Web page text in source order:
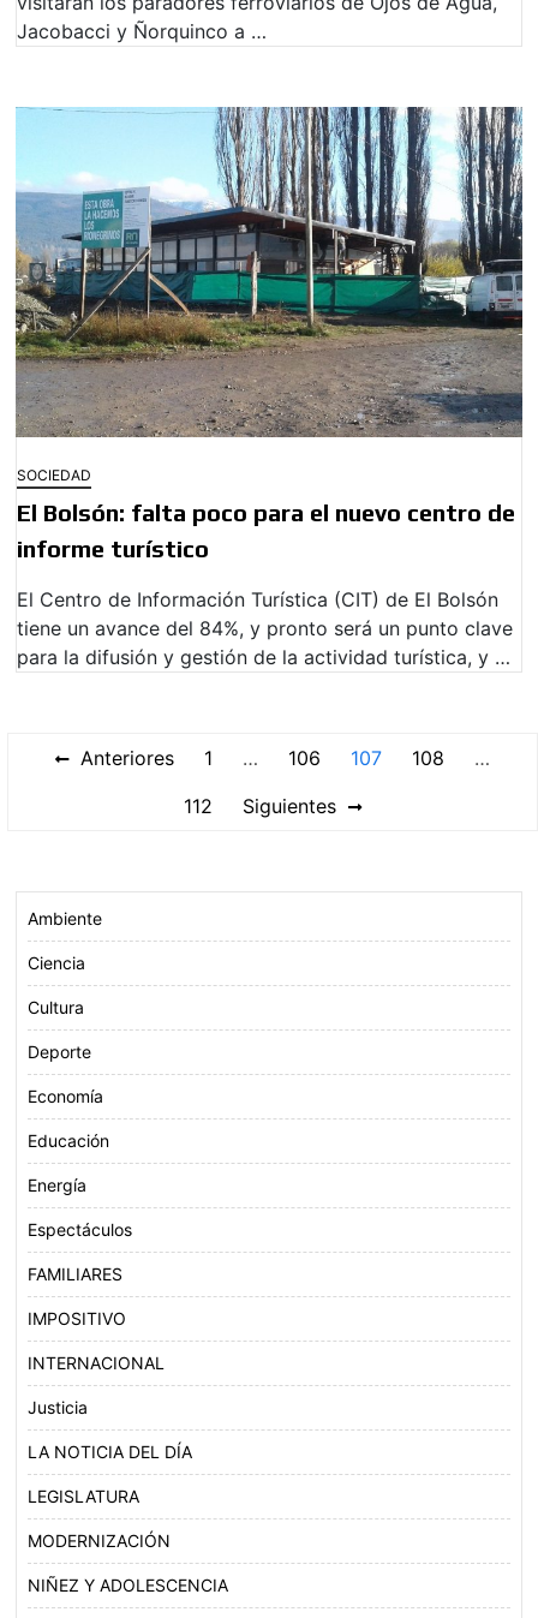
Jacobacci y Ñorquinco a …
SOCIEDAD
El Bolsón: falta poco para el nuevo centro de
informe turístico
El Centro de Información Turística (CIT) de El Bolsón
tiene un avance del 84%, y pronto será un punto clave
para la difusión y gestión de la actividad turística, y …
Paginación
Anteriores 1 … 106 107 108
…
112
Siguientes
Ambiente
Ciencia
Cultura
Deporte
Economía
Educación
Energía
Espectáculos
FAMILIARES
IMPOSITIVO
INTERNACIONAL
Justicia
LA NOTICIA DEL DÍA
LEGISLATURA
MODERNIZACIÓN
NIÑEZ Y ADOLESCENCIA